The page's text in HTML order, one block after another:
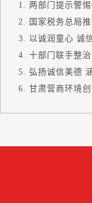
两部门提示警
国家税务总局
以诚润童心 诚
十部门联手整
弘扬诚信美德
甘肃营商环境